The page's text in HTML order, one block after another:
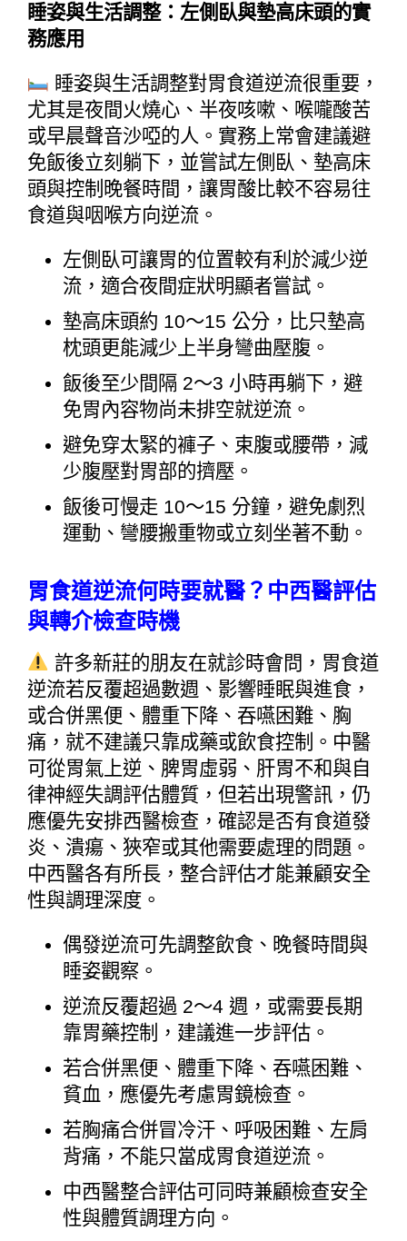
睡姿與生活調整：左側臥與墊高床頭的實
務應用
睡姿與生活調整對胃食道逆流很重要，
尤其是夜間火燒心、半夜咳嗽、喉嚨酸苦
或早晨聲音沙啞的人。實務上常會建議避
免飯後立刻躺下，並嘗試左側臥、墊高床
頭與控制晚餐時間，讓胃酸比較不容易往
食道與咽喉方向逆流。
左側臥可讓胃的位置較有利於減少逆
流，適合夜間症狀明顯者嘗試。
墊高床頭約 10～15 公分，比只墊高
枕頭更能減少上半身彎曲壓腹。
飯後至少間隔 2～3 小時再躺下，避
免胃內容物尚未排空就逆流。
避免穿太緊的褲子、束腹或腰帶，減
少腹壓對胃部的擠壓。
飯後可慢走 10～15 分鐘，避免劇烈
運動、彎腰搬重物或立刻坐著不動。
胃食道逆流何時要就醫？中西醫評估
與轉介檢查時機
許多新莊的朋友在就診時會問，胃食道
逆流若反覆超過數週、影響睡眠與進食，
或合併黑便、體重下降、吞嚥困難、胸
痛，就不建議只靠成藥或飲食控制。中醫
可從胃氣上逆、脾胃虛弱、肝胃不和與自
律神經失調評估體質，但若出現警訊，仍
應優先安排西醫檢查，確認是否有食道發
炎、潰瘍、狹窄或其他需要處理的問題。
中西醫各有所長，整合評估才能兼顧安全
性與調理深度。
偶發逆流可先調整飲食、晚餐時間與
睡姿觀察。
逆流反覆超過 2～4 週，或需要長期
靠胃藥控制，建議進一步評估。
若合併黑便、體重下降、吞嚥困難、
貧血，應優先考慮胃鏡檢查。
若胸痛合併冒冷汗、呼吸困難、左肩
背痛，不能只當成胃食道逆流。
中西醫整合評估可同時兼顧檢查安全
性與體質調理方向。